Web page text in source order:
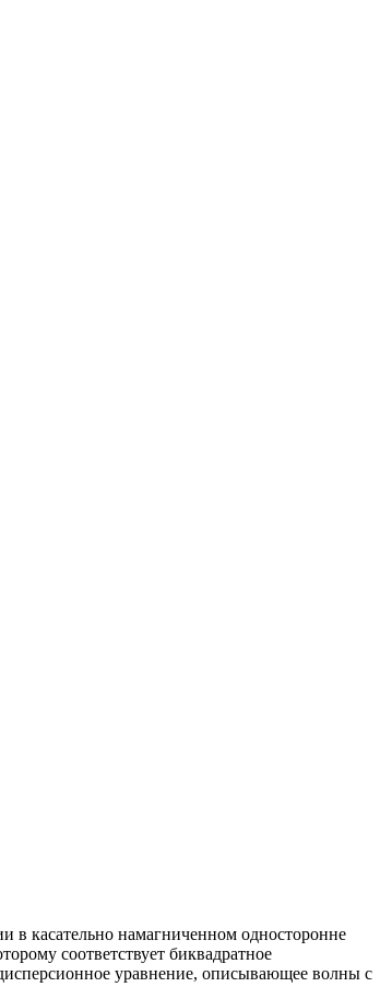
в касательно намагниченном односторонне
соответствует биквадратное
уравнение, описывающее волны с